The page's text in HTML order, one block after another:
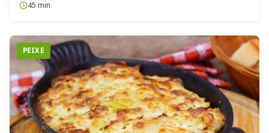
45 min
PEIXE